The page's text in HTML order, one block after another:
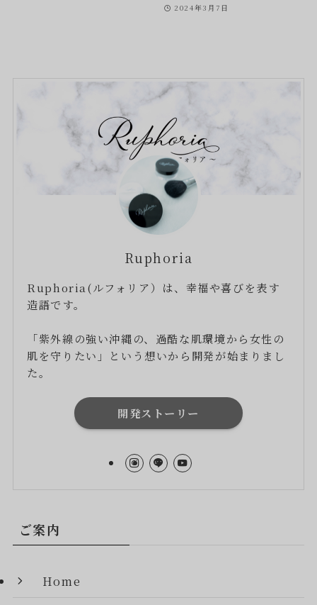
2024年3月7日
Ruphoria
Ruphoria(ルフォリア）は、幸福や喜びを表す
造語です。
「紫外線の強い沖縄の、過酷な肌環境から女性の
肌を守りたい」という想いから開発が始まりまし
た。
開発ストーリー
ご案内
Home